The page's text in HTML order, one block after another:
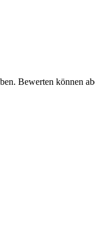
Bewerten können